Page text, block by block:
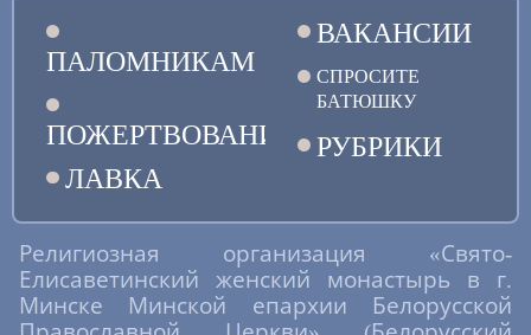
ПАЛОМНИКАМ
ПОЖЕРТВОВАНИЯ
ЛАВКА
ВАКАНСИИ
СПРОСИТЕ
БАТЮШКУ
РУБРИКИ
Религиозная организация «Свято-
Елисаветинский женский монастырь в г.
Минске Минской епархии Белорусской